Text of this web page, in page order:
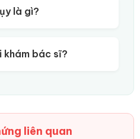
là gì?
khám bác sĩ?
liên quan